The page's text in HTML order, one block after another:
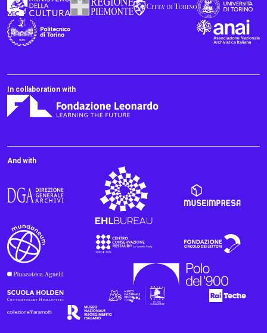
In collaboration with
And with